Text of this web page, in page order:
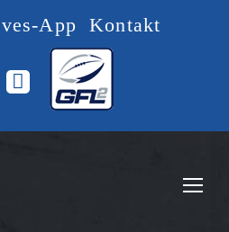
App Kontakt
YouTube
page
opens